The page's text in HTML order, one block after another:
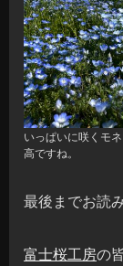
いっぱいに咲くモ
高ですね。
最後までお読
富士桜工房の